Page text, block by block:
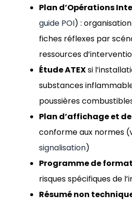
Plan d’Opérations
guide POI) :
fiches réflexes par
ressources
Étude ATEXsi
substances
poussières
Plan d’affichage et
conforme aux normes
signalisation)
Programme de
risques spécifiques de
Résumé non